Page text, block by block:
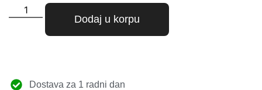
Dodaj u korpu
Dostava za 1 radni dan